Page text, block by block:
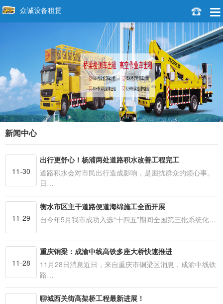
众诚设备租赁
新闻中心
11-30
出行更舒心！杨浦两处道路积水改善工程完工
道路积水会对市民出行造成影响，是困扰群众的烦心事。
日…
11-29
衡水市区主干道路便道海绵施工全面开展
自今年5月我市成功入选“十四五”期间全国第三批系统化…
11-28
重庆铜梁：成渝中线高铁多座大桥快速推进
11月28日消息近日，来自重庆市铜梁区消息，成渝中线铁
路…
聊城西关街高架桥工程最新进展！